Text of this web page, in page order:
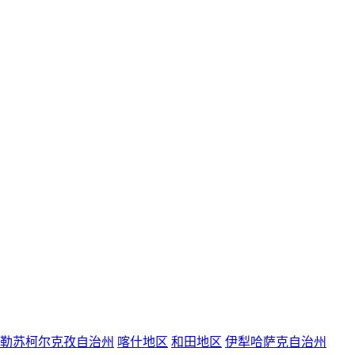
苏柯尔克孜自治州 喀什地区 和田地区 伊犁哈萨克自治州